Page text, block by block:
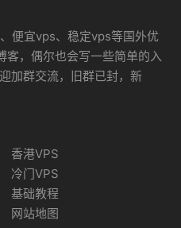
便宜vps、稳定vps等国外优
客，偶尔也会写一些简单的入
加群交流，旧群已封，新
香港VPS
冷门VPS
基础教程
网站地图